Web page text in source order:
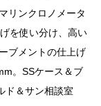
リンクロノメータ
を使い分け、高い
ブメントの仕上げ
。SSケース＆ブ
ド＆サン相談室